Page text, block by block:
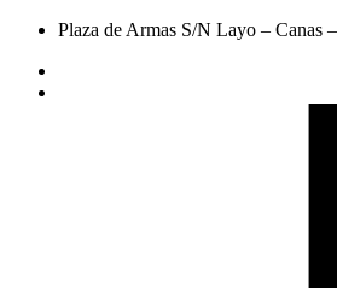
Plaza de Armas S/N Layo – Canas